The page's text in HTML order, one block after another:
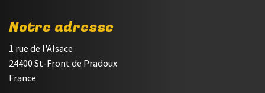
Notre adresse
1 rue de l'Alsace
24400 St-Front de Pradoux
France